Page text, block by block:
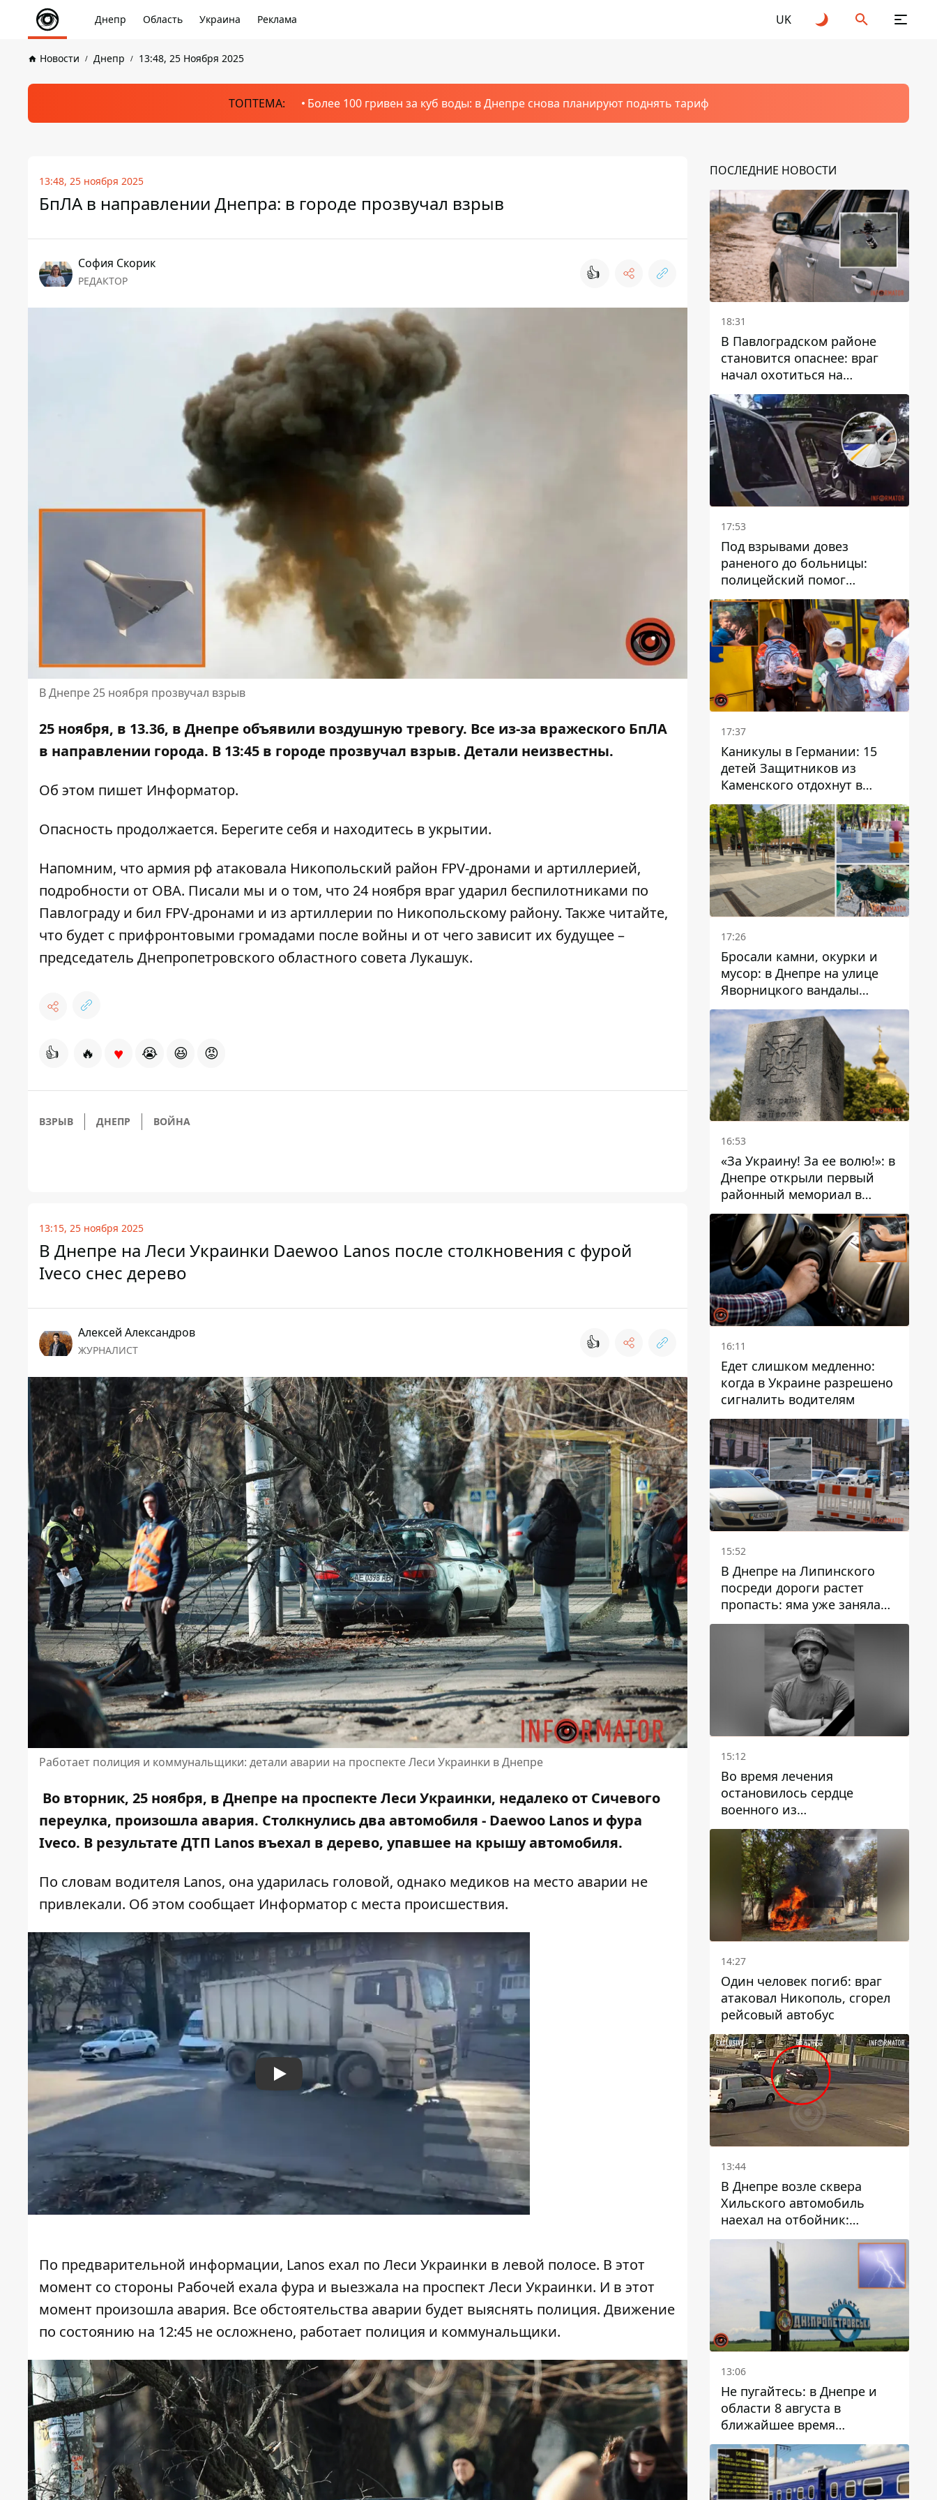
Днепр Область Украина Реклама UK
Новости Днепр 13:48, 25 Ноября 2025
ТОПТЕМА: Более 100 гривен за куб воды: в Днепре снова планируют поднять тариф
13:48, 25 ноября 2025
БпЛА в направлении Днепра: в городе прозвучал взрыв
София Скорик
РЕДАКТОР 👍
В Днепре 25 ноября прозвучал взрыв
25 ноября, в 13.36, в Днепре объявили воздушную тревогу. Все из-за вражеского БпЛА
в направлении города. В 13:45 в городе прозвучал взрыв. Детали неизвестны.
Об этом пишет Информатор.
Опасность продолжается. Берегите себя и находитесь в укрытии.
Напомним, что армия рф атаковала Никопольский район FPV-дронами и артиллерией,
подробности от ОВА. Писали мы и о том, что 24 ноября враг ударил беспилотниками по
Павлограду и бил FPV-дронами и из артиллерии по Никопольскому району. Также читайте,
что будет с прифронтовыми громадами после войны и от чего зависит их будущее–
председатель Днепропетровского областного совета Лукашук.
👍 🔥 ♥ 😭 😆 😡
ВЗРЫВ ДНЕПР ВОЙНА
13:15, 25 ноября 2025
В Днепре на Леси Украинки Daewoo Lanos после столкновения с фурой
Iveco снес дерево
Алексей Александров
ЖУРНАЛИСТ 👍
Работает полиция и коммунальщики: детали аварии на проспекте Леси Украинки в Днепре
Во вторник, 25 ноября, в Днепре на проспекте Леси Украинки, недалеко от Сичевого
переулка, произошла авария. Столкнулись два автомобиля - Daewoo Lanos и фура
Iveco. В результате ДТП Lanos въехал в дерево, упавшее на крышу автомобиля.
По словам водителя Lanos, она ударилась головой, однако медиков на место аварии не
привлекали. Об этом сообщает Информатор с места происшествия.
Play
По предварительной информации, Lanos ехал по Леси Украинки в левой полосе. В этот
момент со стороны Рабочей ехала фура и выезжала на проспект Леси Украинки. И в этот
момент произошла авария. Все обстоятельства аварии будет выяснять полиция. Движение
по состоянию на 12:45 не осложнено, работает полиция и коммунальщики.
ПОСЛЕДНИЕ НОВОСТИ
18:31
В Павлоградском районе
становится опаснее: враг
начал охотиться на
гражданский и военный
транспорт
17:53
Под взрывами довез
раненого до больницы:
полицейский помог
пострадавшему после атаки
на Каменский район
17:37
Каникулы в Германии: 15
детей Защитников из
Каменского отдохнут в
Вуппертале
17:26
Бросали камни, окурки и
мусор: в Днепре на улице
Яворницкого вандалы
повредили питьевые
фонтаны
16:53
«За Украину! За ее волю!»: в
Днепре открыли первый
районный мемориал в
честь погибших
Защитников
16:11
Едет слишком медленно:
когда в Украине разрешено
сигналить водителям
15:52
В Днепре на Липинского
посреди дороги растет
пропасть: яма уже заняла
полосу движения
15:12
Во время лечения
остановилось сердце
военного из
Днепропетровской области
Ростислава Лупашко
14:27
Один человек погиб: враг
атаковал Никополь, сгорел
рейсовый автобус
13:44
В Днепре возле сквера
Хильского автомобиль
наехал на отбойник:
момент происшествия
13:06
Не пугайтесь: в Днепре и
области 8 августа в
ближайшее время
ожидается гроза